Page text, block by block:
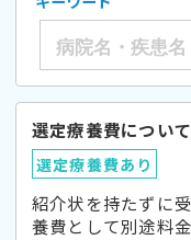
選定療養費について
選定療養費あり
紹介状を持たずに
養費として別途料